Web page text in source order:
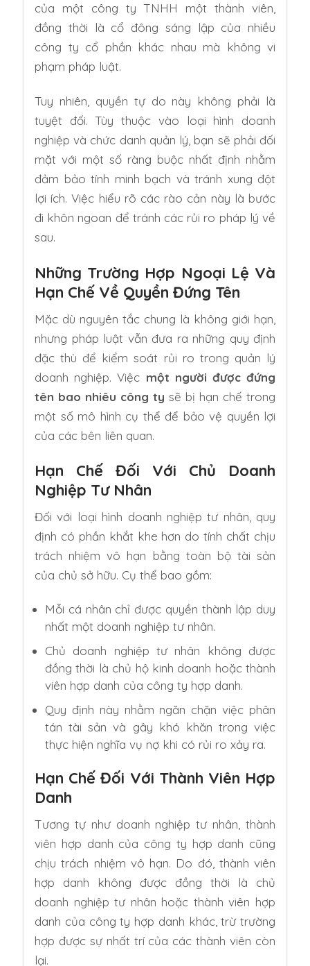
của một công ty TNHH một thành viên,
đồng thời là cổ đông sáng lập của nhiều
công ty cổ phần khác nhau mà không vi
phạm pháp luật.
Tuy nhiên, quyền tự do này không phải là
tuyệt đối. Tùy thuộc vào loại hình doanh
nghiệp và chức danh quản lý, bạn sẽ phải đối
mặt với một số ràng buộc nhất định nhằm
đảm bảo tính minh bạch và tránh xung đột
lợi ích. Việc hiểu rõ các rào cản này là bước
đi khôn ngoan để tránh các rủi ro pháp lý về
sau.
Những Trường Hợp Ngoại Lệ Và
Hạn Chế Về Quyền Đứng Tên
Mặc dù nguyên tắc chung là không giới hạn,
nhưng pháp luật vẫn đưa ra những quy định
đặc thù để kiểm soát rủi ro trong quản lý
doanh nghiệp. Việc một người được đứng
tên bao nhiêu công ty sẽ bị hạn chế trong
một số mô hình cụ thể để bảo vệ quyền lợi
của các bên liên quan.
Hạn Chế Đối Với Chủ Doanh
Nghiệp Tư Nhân
Đối với loại hình doanh nghiệp tư nhân, quy
định có phần khắt khe hơn do tính chất chịu
trách nhiệm vô hạn bằng toàn bộ tài sản
của chủ sở hữu. Cụ thể bao gồm:
Mỗi cá nhân chỉ được quyền thành lập duy
nhất một doanh nghiệp tư nhân.
Chủ doanh nghiệp tư nhân không được
đồng thời là chủ hộ kinh doanh hoặc thành
viên hợp danh của công ty hợp danh.
Quy định này nhằm ngăn chặn việc phân
tán tài sản và gây khó khăn trong việc
thực hiện nghĩa vụ nợ khi có rủi ro xảy ra.
Hạn Chế Đối Với Thành Viên Hợp
Danh
Tương tự như doanh nghiệp tư nhân, thành
viên hợp danh của công ty hợp danh cũng
chịu trách nhiệm vô hạn. Do đó, thành viên
hợp danh không được đồng thời là chủ
doanh nghiệp tư nhân hoặc thành viên hợp
danh của công ty hợp danh khác, trừ trường
hợp được sự nhất trí của các thành viên còn
lại.